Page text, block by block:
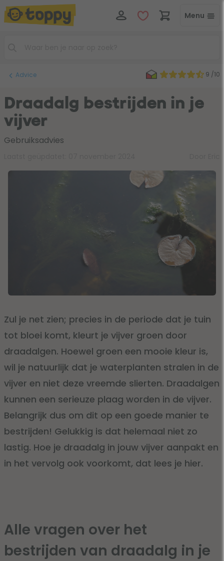
Menu
Advice 9 /10
Draadalg bestrijden in je
vijver
Gebruiksadvies
Zul je net zien; precies in de periode dat je tuin
tot bloei komt, kleurt je vijver groen door
draadalgen. Hoewel groen een mooie kleur is,
wil je natuurlijk dat je waterplanten stralen in de
vijver en niet deze vreemde slierten. Draadalgen
kunnen een serieuze plaag worden in de vijver.
Belangrijk dus om dit op een goede manier te
bestrijden! Gelukkig is dat helemaal niet zo
lastig. Hoe je draadalg in jouw vijver aanpakt en
in het vervolg ook voorkomt, dat lees je hier.
Alle vragen over het
bestrijden van draadalg in je